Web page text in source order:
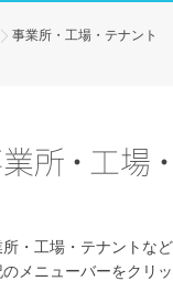
事業所・工場・テナント
所・ 工場・
・工場・テナントな
メニューバーをクリ